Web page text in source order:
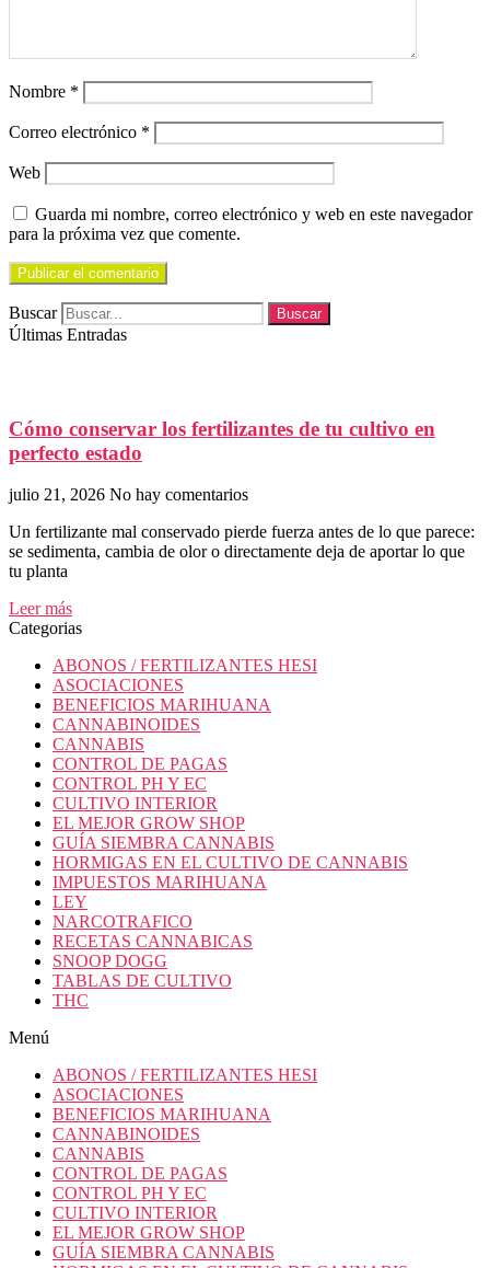
Nombre *
Correo electrónico *
Web
Guarda mi nombre, correo electrónico y web en este navegador
para la próxima vez que comente.
Buscar Buscar
Últimas Entradas
Cómo conservar los fertilizantes de tu cultivo en
perfecto estado
julio 21, 2026 No hay comentarios
Un fertilizante mal conservado pierde fuerza antes de lo que parece:
se sedimenta, cambia de olor o directamente deja de aportar lo que
tu planta
Leer más
Categorias
ABONOS / FERTILIZANTES HESI
ASOCIACIONES
BENEFICIOS MARIHUANA
CANNABINOIDES
CANNABIS
CONTROL DE PAGAS
CONTROL PH Y EC
CULTIVO INTERIOR
EL MEJOR GROW SHOP
GUÍA SIEMBRA CANNABIS
HORMIGAS EN EL CULTIVO DE CANNABIS
IMPUESTOS MARIHUANA
LEY
NARCOTRAFICO
RECETAS CANNABICAS
SNOOP DOGG
TABLAS DE CULTIVO
THC
Menú
ABONOS / FERTILIZANTES HESI
ASOCIACIONES
BENEFICIOS MARIHUANA
CANNABINOIDES
CANNABIS
CONTROL DE PAGAS
CONTROL PH Y EC
CULTIVO INTERIOR
EL MEJOR GROW SHOP
GUÍA SIEMBRA CANNABIS